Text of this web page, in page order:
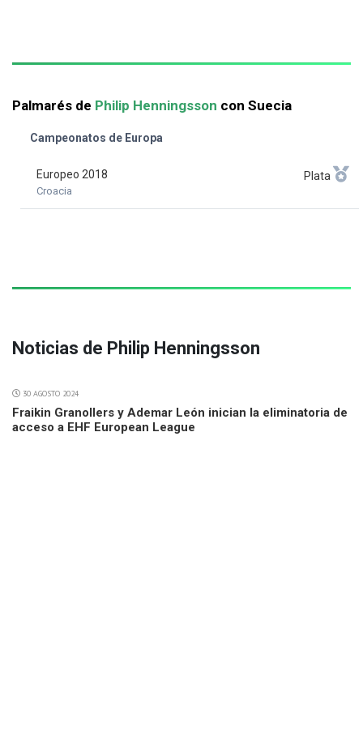
Palmarés de Philip Henningsson con Suecia
Campeonatos de Europa
Europeo 2018
Croacia
Plata
Noticias de Philip Henningsson
30 AGOSTO 2024
Fraikin Granollers y Ademar León inician la eliminatoria de
acceso a EHF European League